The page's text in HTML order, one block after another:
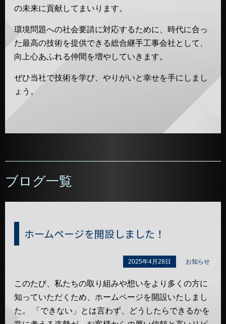
の未来に貢献してまいります。
環境問題への社会要請に対応するために、時代に合っ
た最高の技術を提供できる総合継手工事会社として、
向上心あふれる仲間を増やしていきます。
ぜひ当社で技術を学び、やりがいと幸せを手にしまし
ょう。
ブログ一覧
ホームページを開設しました！
2025年4月28日 お知らせ
このたび、私たちの取り組みや想いをより多くの方に
知っていただくため、ホームページを開設いたしまし
た。 「できない」とは言わず、どうしたらできるかを